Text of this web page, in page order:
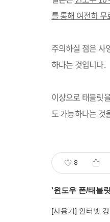
를 통해 여전히
주의하실 점은 사
하다는 것입니다.
이상으로 태블릿
도 가능하다는 것
8
'윈도우 폰/태블릿
[사용기] 인터넷